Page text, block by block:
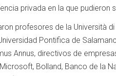
privada en la que pudieron
profesores de la Università
Pontifica de
Annus, directivos de
Bolland, Banco de la